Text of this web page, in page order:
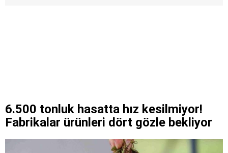
6.500 tonluk hasatta hız kesilmiyor!
Fabrikalar ürünleri dört gözle bekliyor